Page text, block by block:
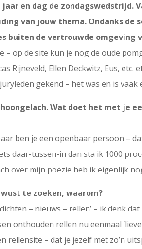
en dag de zondagswedstrijd.
van jouw thema. Ondanks
buiten de vertrouwde omgeving
– op de site kun je nog de oude
Rijneveld, Ellen Deckwitz, Eus,
gekend – het was en is
Wat doet het met je
ben je een openbaar persoon –
daar-tussen-in dan sta ik 1000
over mijn poëzie heb ik eigenlijk
te zoeken, waarom?
– nieuws – rellen’ – ik denk
onthouden rellen nu eenmaal
rellensite – dat je jezelf met zo’n